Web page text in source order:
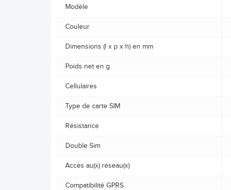
Modèle
Couleur
Dimensions (l x p x h) en mm
Poids net en g
Cellulaires
Type de carte SIM
Résistance
Double Sim
Accès au(x) réseau(x)
Compatibilité GPRS